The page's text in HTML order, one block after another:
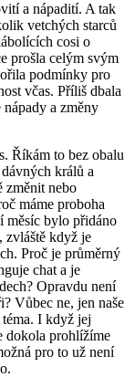
a nápadití. A tak
vetchých starců
cosi o
prošla celým svým
podmínky pro
včas. Příliš dbala
nápady a změny
Říkám to bez obalu
králů a
změnit nebo
máme proboha
měsíc bylo přidáno
zvláště když je
Proč je průměrný
chat a je
Opravdu není
Vůbec ne, jen naše
I když jej
dokola prohlížíme
pro to už není